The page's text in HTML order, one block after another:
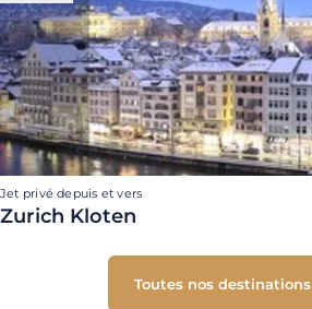
Jet privé depuis et vers
Zurich Kloten
Toutes nos destinations